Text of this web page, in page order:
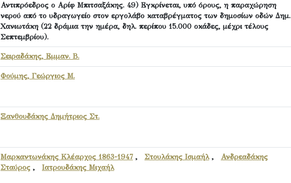
Αντιπρόεδρος ο Αρίφ Μπιτσαξάκης. 49) Εγκρίνεται, υπό όρους, η παραχώρηση
νερού από το υδραγωγείο στον εργολάβο καταβρέγματος των δημοσίων οδών Δημ.
Χανιωτάκη (22 δράμια την ημέρα, δηλ. περίπου 15.000 οκάδες, μέχρι τέλους
Σεπτεμβρίου).
Σειραδάκης, Εμμαν. Β.
Φούμης, Γεώργιος Μ.
Ξανθουδάκης Δημήτριος Στ.
Μαρκαντωνάκης Κλέαρχος 1863-1947, Στουλάκης Ισμαήλ, Ανδρεαδάκης
Σταύρος , Ιατρουδάκης Μιχαήλ